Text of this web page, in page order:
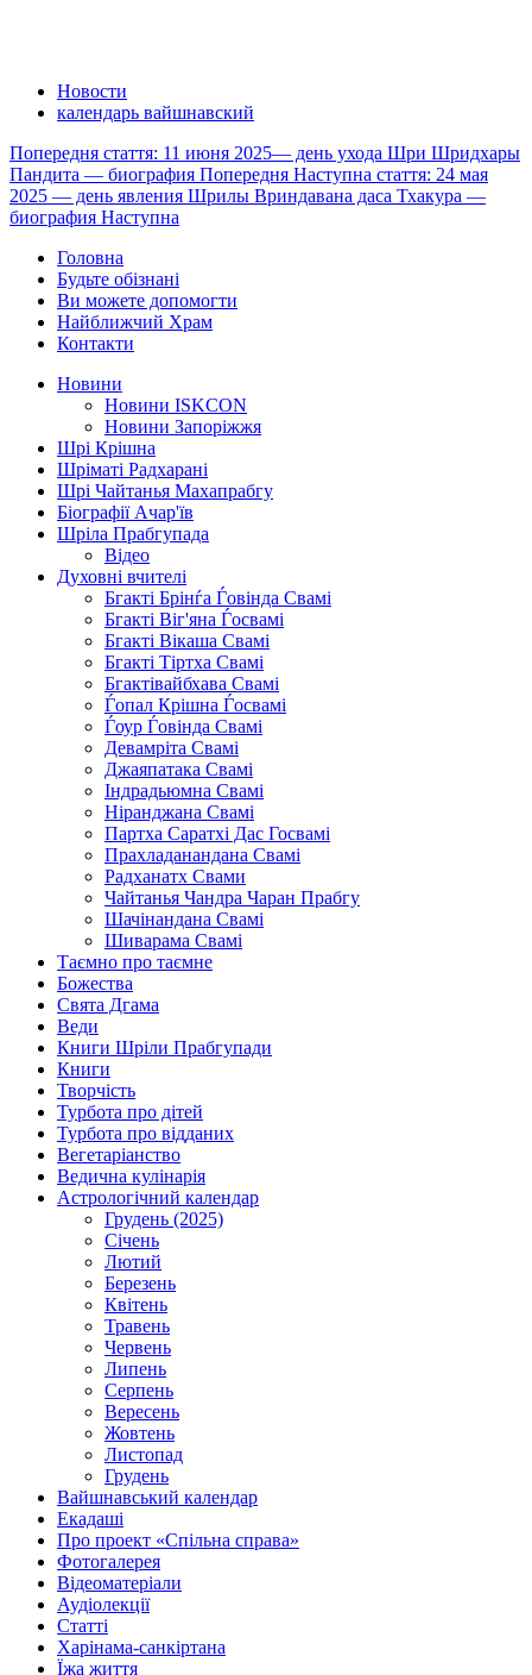
Новости
календарь вайшнавский
Попередня стаття: 11 июня 2025— день ухода Шри Шридхары
Пандита — биография Попередня Наступна стаття: 24 мая
2025 — день явления Шрилы Вриндавана даса Тхакура —
биография Наступна
Головна
Будьте обізнані
Ви можете допомогти
Найближчий Храм
Контакти
Новини
Новини ISKCON
Новини Запоріжжя
Шрі Крішна
Шріматі Радхарані
Шрі Чайтанья Махапрабгу
Біографії Ачар'їв
Шріла Прабгупада
Відео
Духовні вчителі
Бгакті Брінѓа Ѓовінда Свамі
Бгакті Віг'яна Ѓосвамі
Бгакті Вікаша Свамі
Бгакті Тіртха Свамі
Бгактівайбхава Свамі
Ѓопал Крішна Ѓосвамі
Ѓоур Ѓовінда Свамі
Девамріта Свамі
Джаяпатака Свамі
Індрадьюмна Свамі
Ніранджана Свамі
Партха Саратхі Дас Госвамі
Прахладанандана Свамі
Радханатх Свами
Чайтанья Чандра Чаран Прабгу
Шачінандана Свамі
Шиварама Свамі
Таємно про таємне
Божества
Свята Дгама
Веди
Книги Шріли Прабгупади
Книги
Творчість
Турбота про дітей
Турбота про відданих
Вегетаріанство
Ведична кулінарія
Астрологічний календар
Грудень (2025)
Січень
Лютий
Березень
Квітень
Травень
Червень
Липень
Серпень
Вересень
Жовтень
Листопад
Грудень
Вайшнавський календар
Екадаші
Про проект «Спільна справа»
Фотогалерея
Відеоматеріали
Аудіолекції
Статті
Харінама-санкіртана
Їжа життя